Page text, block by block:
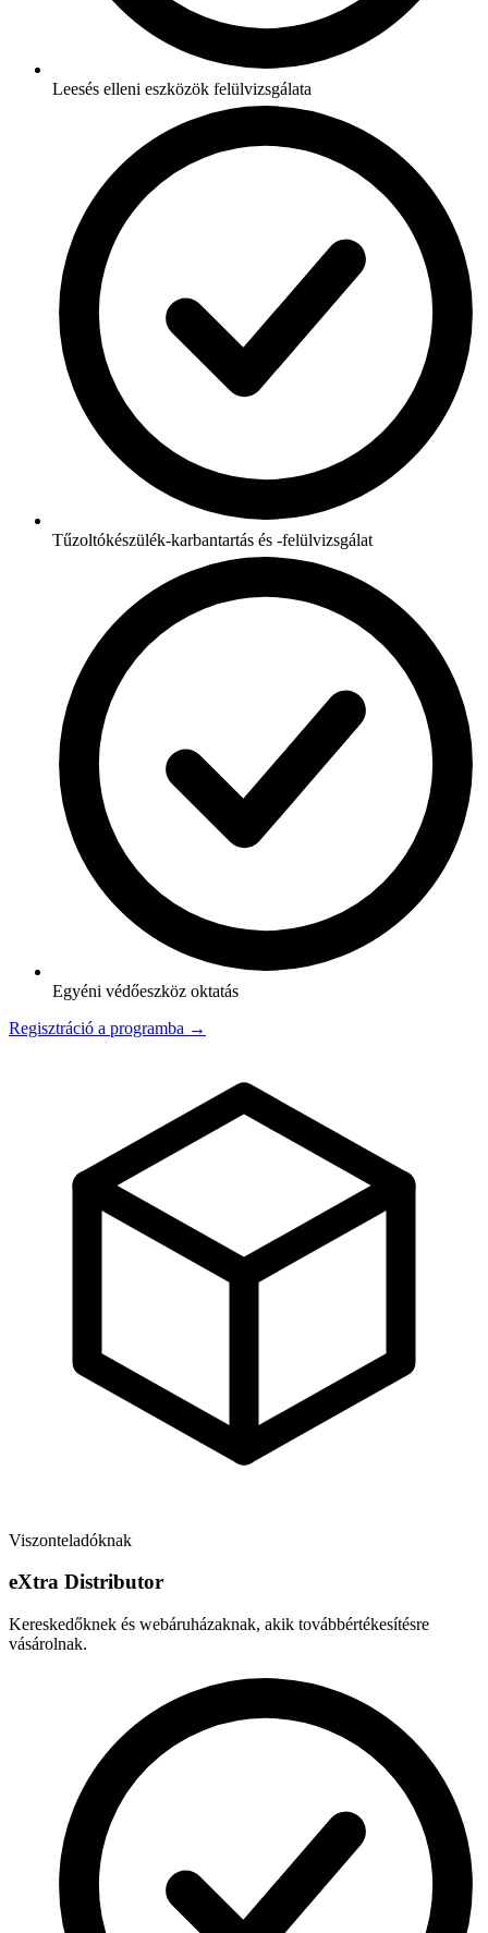
Leesés elleni eszközök felülvizsgálata
Tűzoltókészülék-karbantartás és -felülvizsgálat
Egyéni védőeszköz oktatás
Regisztráció a programba →
Viszonteladóknak
eXtra Distributor
Kereskedőknek és webáruházaknak, akik továbbértékesítésre
vásárolnak.